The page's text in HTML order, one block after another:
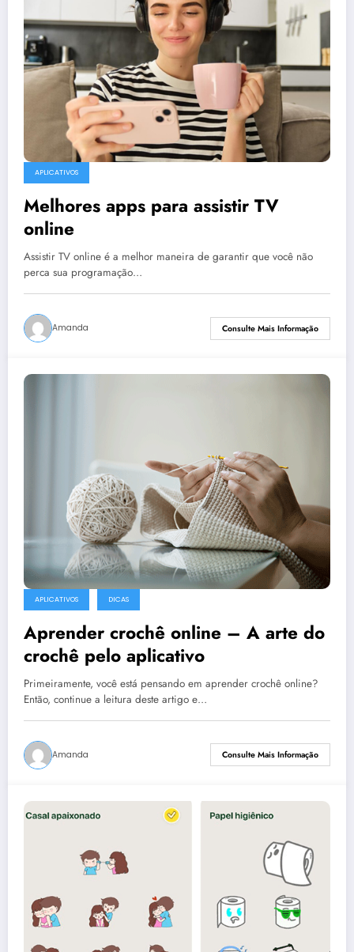
APLICATIVOS
Melhores apps para assistir TV
online
Assistir TV online é a melhor maneira de garantir que você não
perca sua programação…
Amanda Consulte Mais Informação
APLICATIVOS DICAS
Aprender crochê online – A arte do
crochê pelo aplicativo
Primeiramente, você está pensando em aprender crochê online?
Então, continue a leitura deste artigo e…
Amanda Consulte Mais Informação